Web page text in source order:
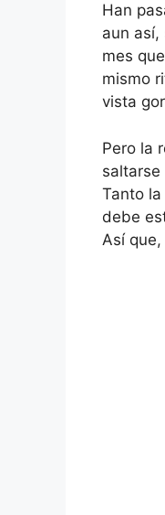
Han
aun
mes
mismo
vista
Pero la
Tanto
debe
Así